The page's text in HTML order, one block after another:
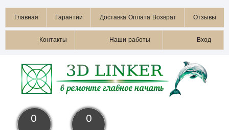
Главная Гарантии Доставка Оплата Возврат Отзывы
Контакты Наши работы Вход
0 0